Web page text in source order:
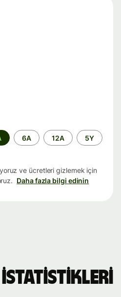
6A 12A 5Y
ve ücretleri gizlemek için
Daha fazla bilgi edinin
istatistikleri